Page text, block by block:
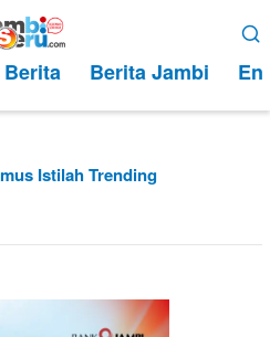
Berita Berita Jambi
Istilah Trending